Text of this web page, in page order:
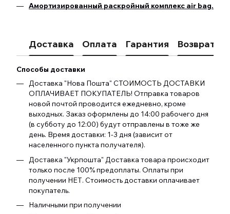
Амортизированный раскройный комплекс air bag.
Доставка Оплата Гарантия Возврат
Способы доставки
Доставка "Нова Пошта" СТОИМОСТЬ ДОСТАВКИ
ОПЛАЧИВАЕТ ПОКУПАТЕЛЬ! Отправка товаров
новой почтой проводится ежедневно, кроме
выходных. Заказ оформлены до 14:00 рабочего дня
(в субботу до 12:00) будут отправлены в тоже же
день. Время доставки: 1-3 дня (зависит от
населенного пункта получателя).
Доставка "Укрпошта" Доставка товара происходит
только после 100% предоплаты. Оплаты при
получении НЕТ. Стоимость доставки оплачивает
покупатель.
Наличными при получении